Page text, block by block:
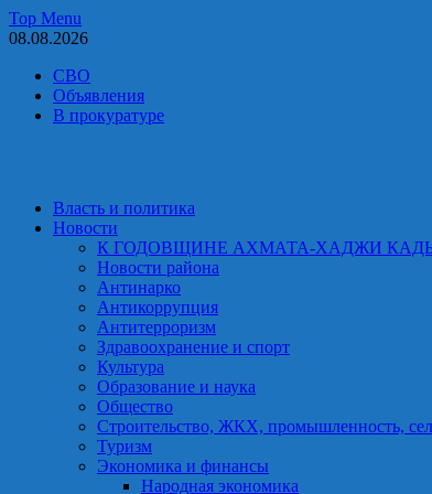
Skip
to
Top Menu
08.08.2026
СВО
Объявления
В прокуратуре
Власть и политика
Новости
К ГОДОВЩИНЕ АХМАТА-ХАДЖИ
Новости района
Антинарко
Антикоррупция
Антитерроризм
Здравоохранение и спорт
Культура
Образование и наука
Общество
Строительство, ЖКХ, промышленность,
Туризм
Экономика и финансы
Народная экономика